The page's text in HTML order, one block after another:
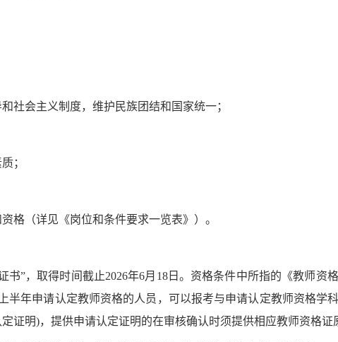
社会主义制度，维护民族团结和国家统一；
；
格（详见 《岗位和条件要求一览表》 ）。
书”，取得时间截止2026年6月 18日。 资格条件中所指的《教师资
半年申请认定教师资格的人员，可以报考与申请认定教师资格
证明)，提供申请认定证明的在审核确认时须提供相应教师资格证